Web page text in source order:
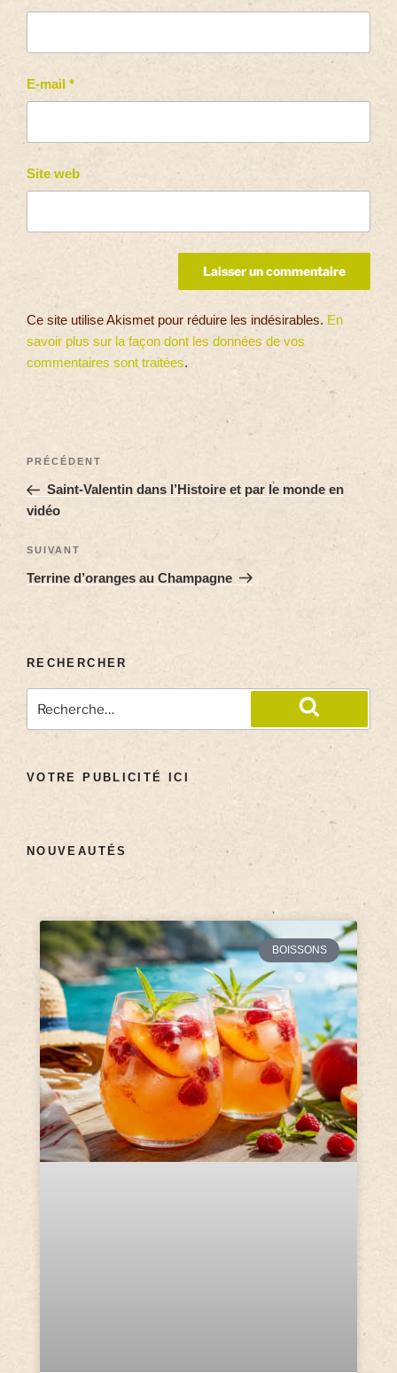
E-mail *
Site web
Ce site utilise Akismet pour réduire les indésirables. En
savoir plus sur la façon dont les données de vos
commentaires sont traitées.
PRÉCÉDENT
Saint-Valentin dans l’Histoire et par le monde en
vidéo
SUIVANT
Terrine d’oranges au Champagne
RECHERCHER
VOTRE PUBLICITÉ ICI
NOUVEAUTÉS
BOISSONS